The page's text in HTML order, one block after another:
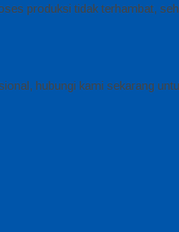
produksi tidak terhambat,
hubungi kami sekarang